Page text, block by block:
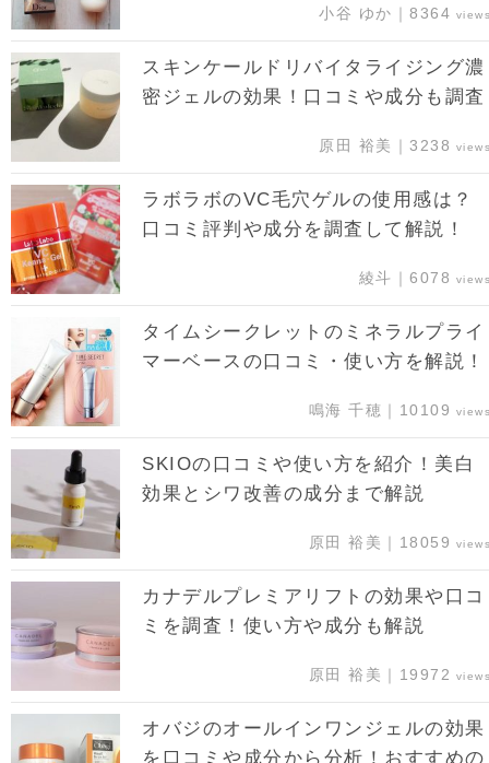
小谷 ゆか｜8364
スキンケールドリバイタライジング濃
密ジェルの効果！口コミや成分も調査
原田 裕美｜3238
ラボラボのVC毛穴ゲルの使用感は？
口コミ評判や成分を調査して解説！
綾斗｜6078
タイムシークレットのミネラルプライ
マーベースの口コミ・使い方を解説！
鳴海 千穂｜10109
SKIOの口コミや使い方を紹介！美白
効果とシワ改善の成分まで解説
原田 裕美｜18059
カナデルプレミアリフトの効果や口コ
ミを調査！使い方や成分も解説
原田 裕美｜19972
オバジのオールインワンジェルの効果
を口コミや成分から分析！おすすめの